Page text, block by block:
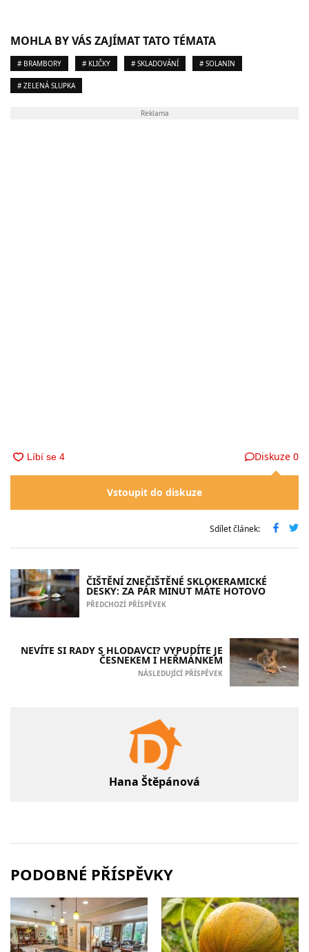
MOHLA BY VÁS ZAJÍMAT TATO TÉMATA
# BRAMBORY # KLIČKY # SKLADOVÁNÍ # SOLANIN
# ZELENÁ SLUPKA
Reklama
Diskuze 0
Vstoupit do diskuze
Sdílet článek:
ČIŠTĚNÍ ZNEČIŠTĚNÉ SKLOKERAMICKÉ
DESKY: ZA PÁR MINUT MÁTE HOTOVO
PŘEDCHOZÍ PŘÍSPĚVEK
NEVÍTE SI RADY S HLODAVCI? VYPUDÍTE JE
ČESNEKEM I HEŘMÁNKEM
NÁSLEDUJÍCÍ PŘÍSPĚVEK
Hana Štěpánová
PODOBNÉ PŘÍSPĚVKY